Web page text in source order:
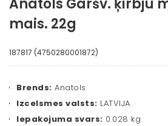
Anatols Garšv. ķirbju
mais. 22g
187817 (4750280001872)
Brends: Anatols
Izcelsmes valsts: LATVIJA
Iepakojuma svars: 0.028 kg